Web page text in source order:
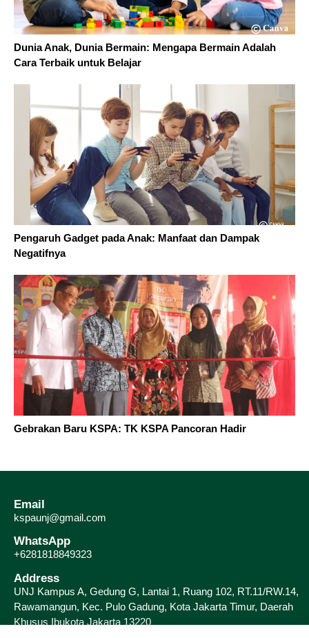
Dunia Anak, Dunia Bermain: Mengapa Bermain Adalah
Cara Terbaik untuk Belajar
Pengaruh Gadget pada Anak: Manfaat dan Dampak
Negatifnya
Gebrakan Baru KSPA: TK KSPA Pancoran Hadir
Email
kspaunj@gmail.com
WhatsApp
+6281818849323
Address
UNJ Kampus A, Gedung G, Lantai 1, Ruang 102, RT.11/RW.14,
Rawamangun, Kec. Pulo Gadung, Kota Jakarta Timur, Daerah
Khusus Ibukota Jakarta 13220